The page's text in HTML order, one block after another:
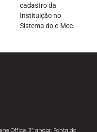
cadastro da
Instituição no
Sistema do e-Mec.
Office, 3º andar, Ponta do